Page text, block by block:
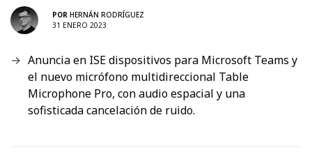
POR HERNÁN RODRÍGUEZ
31 ENERO 2023
Anuncia en ISE dispositivos para Microsoft Teams y
el nuevo micrófono multidireccional Table
Microphone Pro, con audio espacial y una
sofisticada cancelación de ruido.